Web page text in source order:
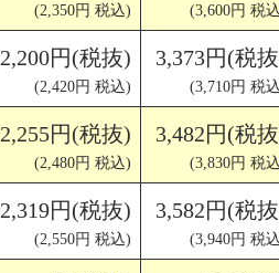
(2,350円 税込) (3,600円 税
2,200円(税抜)
(2,420円 税込)
3,373円(税
(3,710円 税
2,255円(税抜)
(2,480円 税込)
3,482円(税
(3,830円 税
2,319円(税抜)
(2,550円 税込)
3,582円(税
(3,940円 税